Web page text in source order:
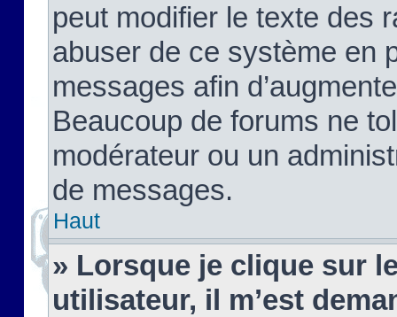
peut modifier le texte des
abuser de ce système en
messages afin
Beaucoup de forums ne
modérateur ou un
de messages.
Haut
» Lorsque je clique sur
utilisateur, il m’est